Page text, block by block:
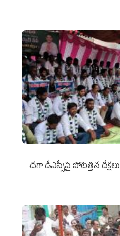
దగా డీఎస్సీపై పోటెత్తిన దీక్షలు